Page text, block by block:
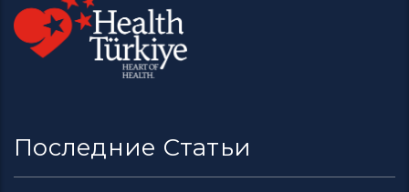
Последние Статьи